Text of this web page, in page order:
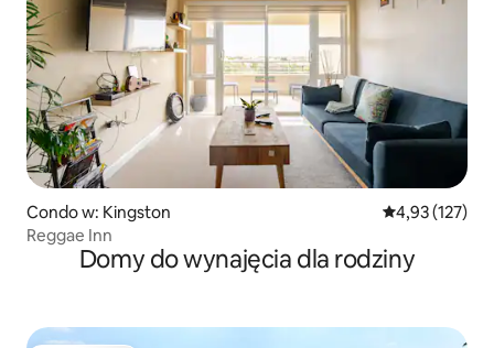
Condo w: Kingston Średnia
4,93 (127)
Reggae Inn
Domy do wynajęcia dla rodziny